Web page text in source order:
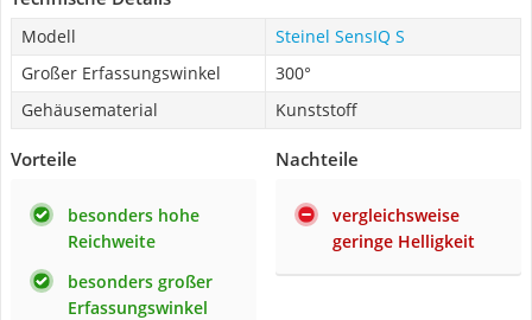
Modell
Steinel SensIQ S
Großer Erfassungswinkel
300°
Gehäusematerial
Kunststoff
Vorteile
besonders hohe
Reichweite
besonders großer
Erfassungswinkel
Nachteile
vergleichsweise
geringe Helligkeit